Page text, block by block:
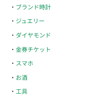
ブランド時計
ジュエリー
ダイヤモンド
金券チケット
スマホ
お酒
工具